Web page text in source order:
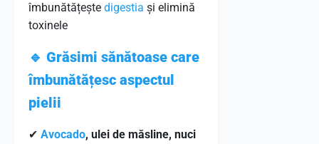
îmbunătățește digestia și elimină
toxinele
🔹 Grăsimi sănătoase care
îmbunătățesc aspectul
pielii
✔ Avocado, ulei de măsline, nuci